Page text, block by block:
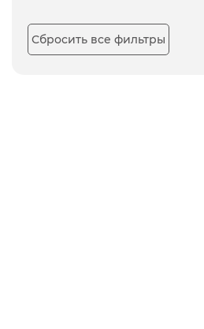
Сбросить все фильтры